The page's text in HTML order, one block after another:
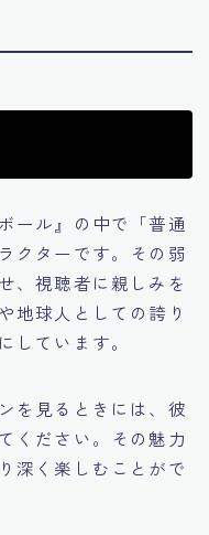
ール』の中で「普通
クターです。その弱
、視聴者に親しみを
地球人としての誇り
しています。
を見るときには、彼
ください。その魅力
深く楽しむことがで